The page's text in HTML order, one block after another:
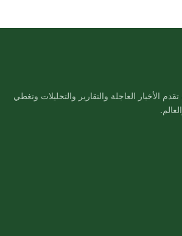
الأخبار العاجلة والتقارير والتحليلات وتغطي